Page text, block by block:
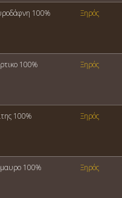
100% Ξηρός
100% Ξηρός
100% Ξηρός
100% Ξηρός